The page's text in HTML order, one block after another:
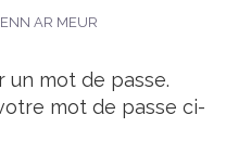
AR MEUR
mot de passe.
mot de passe ci-